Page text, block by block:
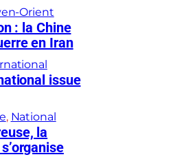
Orient
: la Chine
en Iran
issue
, National
la